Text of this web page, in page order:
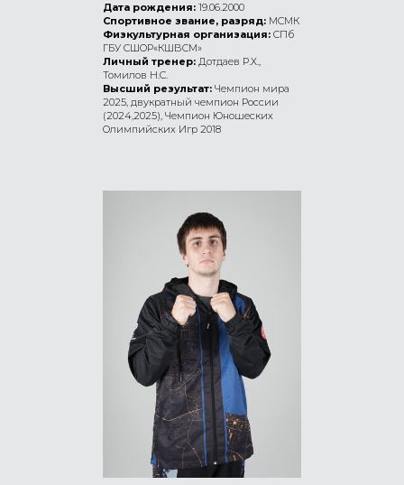
Дата рождения: 19.06.2000
Спортивное звание, разряд: МСМК
Физкультурная организация: СПб
ГБУ СШОР«КШВСМ»
Личный тренер: Дотдаев Р.Х.,
Томилов Н.С.
Высший результат: Чемпион мира
2025, двукратный чемпион России
(2024,2025), Чемпион Юношеских
Олимпийских Игр 2018